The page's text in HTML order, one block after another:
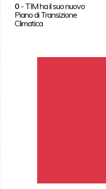
0- TIM ha il suo nuovo
Piano di Transizione
Climatica